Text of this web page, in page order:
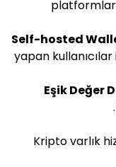
Self-hosted
yapan
Eşik Değer
Kripto varlık